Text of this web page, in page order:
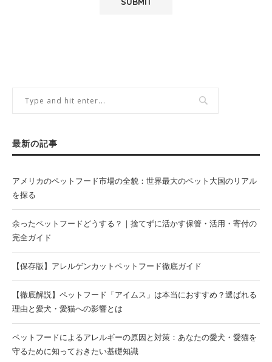
最新の記事
アメリカのペットフード市場の全貌：世界最大のペット大国のリアル
を探る
余ったペットフードどうする？｜捨てずに活かす保管・活用・寄付の
完全ガイド
【保存版】アレルゲンカットペットフード徹底ガイド
【徹底解説】ペットフード「アイムス」は本当におすすめ？選ばれる
理由と愛犬・愛猫への影響とは
ペットフードによるアレルギーの原因と対策：あなたの愛犬・愛猫を
守るために知っておきたい基礎知識